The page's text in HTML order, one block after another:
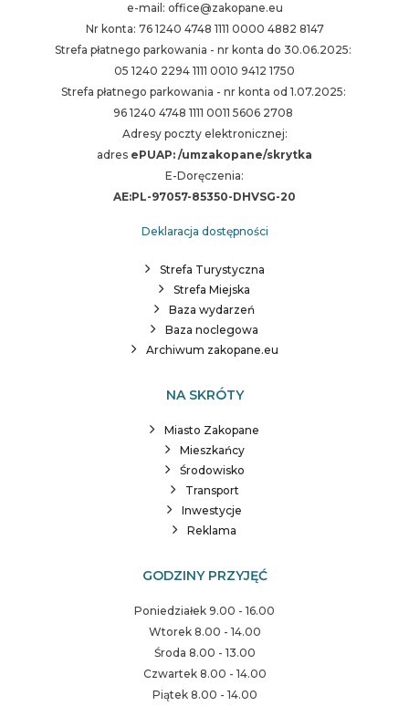
e-mail: office@zakopane.eu
Nr konta: 76 1240 4748 1111 0000 4882 8147
Strefa płatnego parkowania - nr konta do 30.06.2025:
05 1240 2294 1111 0010 9412 1750
Strefa płatnego parkowania - nr konta od 1.07.2025:
96 1240 4748 1111 0011 5606 2708
Adresy poczty elektronicznej:
adres ePUAP: /umzakopane/skrytka
E-Doręczenia:
AE:PL-97057-85350-DHVSG-20
Deklaracja dostępności
Strefa Turystyczna
Strefa Miejska
Baza wydarzeń
Baza noclegowa
Archiwum zakopane.eu
NA SKRÓTY
Miasto Zakopane
Mieszkańcy
Środowisko
Transport
Inwestycje
Reklama
GODZINY PRZYJĘĆ
Poniedziałek 9.00 - 16.00
Wtorek 8.00 - 14.00
Środa 8.00 - 13.00
Czwartek 8.00 - 14.00
Piątek 8.00 - 14.00